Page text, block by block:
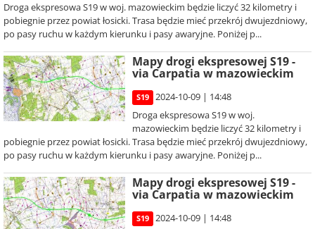
Droga ekspresowa S19 w woj. mazowieckim będzie liczyć 32 kilometry i
pobiegnie przez powiat łosicki. Trasa będzie mieć przekrój dwujezdniowy,
po pasy ruchu w każdym kierunku i pasy awaryjne. Poniżej p...
Mapy drogi ekspresowej S19 -
via Carpatia w mazowieckim
S19
2024-10-09 | 14:48
Droga ekspresowa S19 w woj.
mazowieckim będzie liczyć 32 kilometry i
pobiegnie przez powiat łosicki. Trasa będzie mieć przekrój dwujezdniowy,
po pasy ruchu w każdym kierunku i pasy awaryjne. Poniżej p...
Mapy drogi ekspresowej S19 -
via Carpatia w mazowieckim
S19
2024-10-09 | 14:48